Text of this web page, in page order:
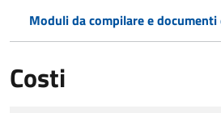
Moduli da compilare e documenti
Costi